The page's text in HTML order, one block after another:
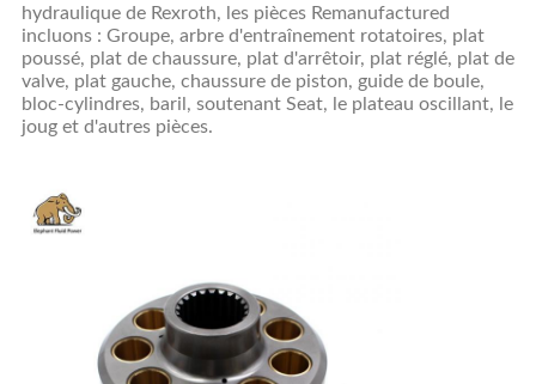
hydrauliquede Rexroth, les pièces Remanufactured
incluons : Groupe, arbre d'entraînement rotatoires, plat
poussé, plat de chaussure, plat d'arrêtoir, plat réglé, plat de
valve, plat gauche, chaussure de piston, guide de boule,
bloc-cylindres, baril, soutenant Seat, le plateau oscillant, le
joug et d'autres pièces.